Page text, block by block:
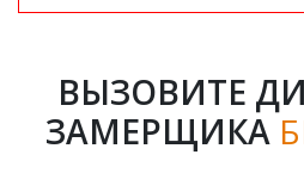
ВЫЗОВИТЕ
ЗАМЕРЩИКА